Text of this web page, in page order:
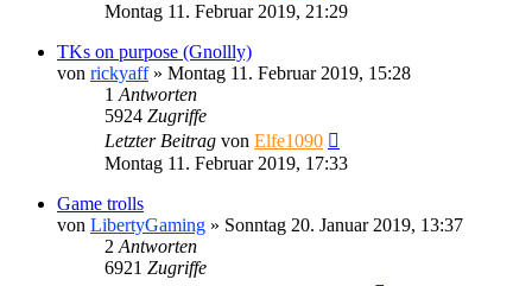
Montag 11. Februar 2019, 21:29
TKs on purpose (Gnollly)
von rickyaff» Montag 11. Februar 2019, 15:28
1 Antworten
5924 Zugriffe
Letzter Beitrag von Elfe1090
Montag 11. Februar 2019, 17:33
Game trolls
von LibertyGaming » Sonntag 20. Januar 2019, 13:37
2 Antworten
6921 Zugriffe